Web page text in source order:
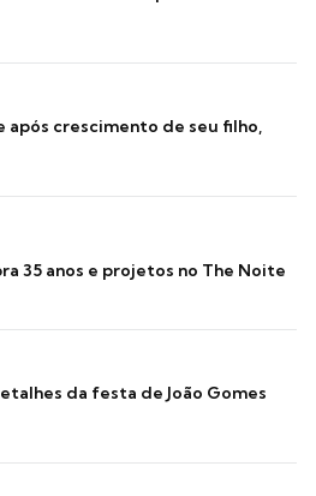
após crescimento de seu filho,
35 anos e projetos no The Noite
da festa de João Gomes